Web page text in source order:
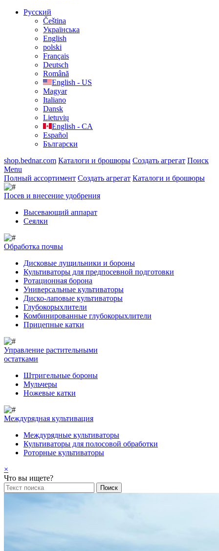
Русский
Čeština
Українська
English
polski
Français
Deutsch
Română
English - US
Magyar
Italiano
Dansk
Lietuvių
English - CA
Español
Български
shop.bednar.com Каталоги и брошюры Создать агрегат Поиск
Menu
Полный ассортимент Создать агрегат Каталоги и брошюры
Посев и внесение удобрения
Высевающий аппарат
Сеялки
Обработка почвы
Дисковые лущильники и бороны
Культиваторы для предпосевной подготовки
Ротационная борона
Универсальные культиваторы
Диско-лаповые культиваторы
Глубокорыхлители
Комбинированные глубокорыхлители
Прицепные катки
Управление растительными
остатками
Штригельные бороны
Мульчеры
Ножевые катки
Междурядная культивация
Междурядные культиваторы
Культиваторы для полосовой обработки
Роторные культиваторы
×
Что вы ищете?